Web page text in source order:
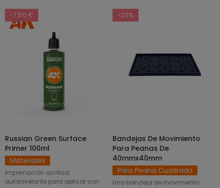
-7,50 €
AÑADIR AL CARRITO
Russian Green Surface
Primer 100ml
Materiales
Imprimación acrílica
autonivelante para aplicar con
-20%
SELECCIONAR OPCIONES
Bandejas De Movimiento
Para Peanas De
40mmx40mm
Para Peana Cuadrada
Una bandeja de movimiento